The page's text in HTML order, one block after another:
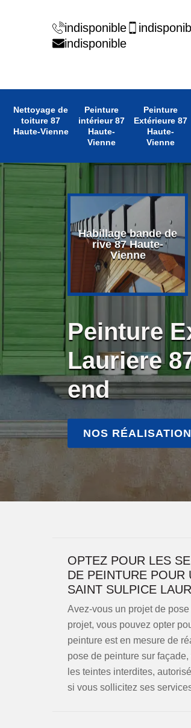
indisponible
indisponible
Nettoyage de
toiture 87
Haute-Vienne
Peinture
intérieur 87
Haute-
Vienne
Peinture
Extérieure 87
Haute-
Vienne
toit
Habillage bande de
rive 87 Haute-
Vienne
Peinture
Lauriere
end
NOS
OPTEZ POUR LES
DE PEINTURE POUR
SAINT SULPICE
Avez-vous un projet de
projet, vous pouvez opter
peinture est en mesure de
pose de peinture sur
les teintes interdites,
si vous sollicitez ses